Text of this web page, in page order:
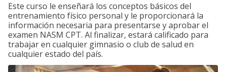
Este curso le enseñará los conceptos básicos del
entrenamiento físico personal y le proporcionará la
información necesaria para presentarse y aprobar el
examen NASM CPT. Al finalizar, estará calificado para
trabajar en cualquier gimnasio o club de salud en
cualquier estado del país.